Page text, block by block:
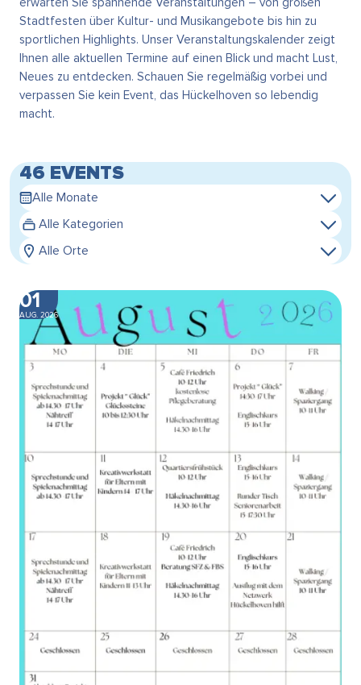
Stadtfesten über Kultur- und Musikangebote bis hin zu
sportlichen Highlights. Unser Veranstaltungskalender zeigt
Ihnen alle aktuellen Termine auf einen Blick und macht Lust,
Neues zu entdecken. Schauen Sie regelmäßig vorbei und
verpassen Sie kein Event, das Hückelhoven so lebendig
macht.
46 EVENTS
Alle Monate
Alle Kategorien
Alle Orte
01
AUG. 2026